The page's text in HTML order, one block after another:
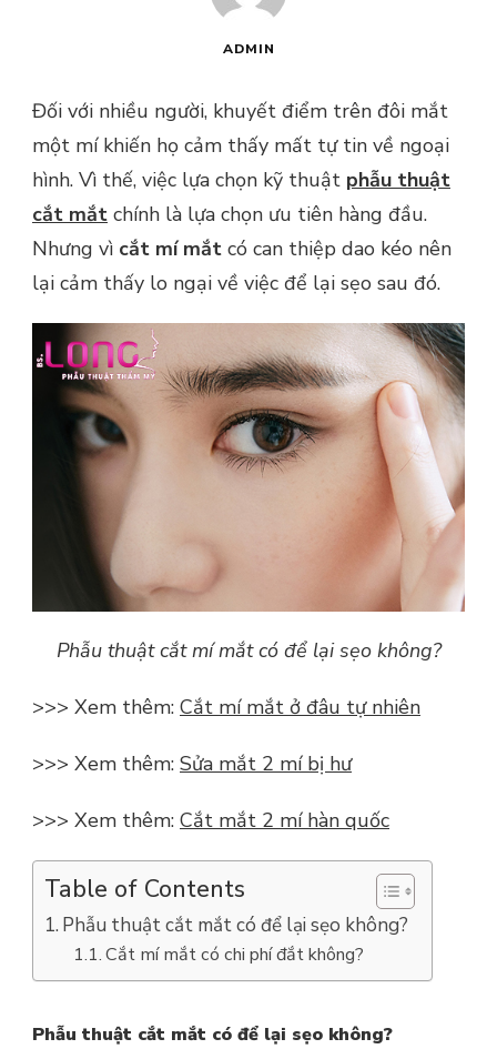
ADMIN
Đối với nhiều người, khuyết điểm trên đôi mắt
một mí khiến họ cảm thấy mất tự tin về ngoại
hình. Vì thế, việc lựa chọn kỹ thuật phẫu thuật
cắt mắt chính là lựa chọn ưu tiên hàng đầu.
Nhưng vì cắt mí mắt có can thiệp dao kéo nên
lại cảm thấy lo ngại về việc để lại sẹo sau đó.
Phẫu thuật cắt mí mắt có để lại sẹo không?
>>> Xem thêm: Cắt mí mắt ở đâu tự nhiên
>>> Xem thêm: Sửa mắt 2 mí bị hư
>>> Xem thêm: Cắt mắt 2 mí hàn quốc
Table of Contents
Phẫu thuật cắt mắt có để lại sẹo không?
Cắt mí mắt có chi phí đắt không?
Phẫu thuật cắt mắt có để lại sẹo không?